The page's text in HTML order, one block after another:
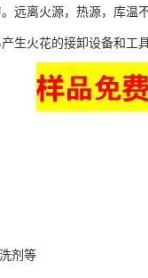
远离火源，热源，库
生火花的接卸设备和工
剂等